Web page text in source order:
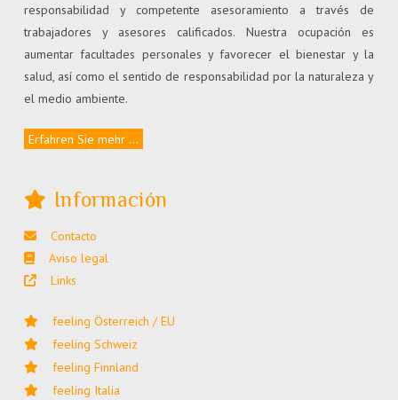
responsabilidad y competente asesoramiento a través de
trabajadores y asesores calificados. Nuestra ocupación es
aumentar facultades personales y favorecer el bienestar y la
salud, así como el sentido de responsabilidad por la naturaleza y
el medio ambiente.
Erfahren Sie mehr ...
Información
Contacto
Aviso legal
Links
feeling Österreich / EU
feeling Schweiz
feeling Finnland
feeling Italia